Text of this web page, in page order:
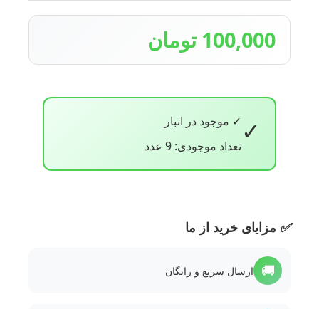
100,000 تومان
✓ ✓ موجود در انبار
تعداد موجودی: 9 عدد
✅ مزایای خرید از ما
🚚 ارسال سریع و رایگان